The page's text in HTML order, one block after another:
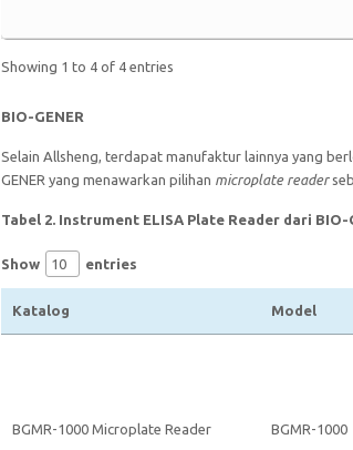
Showing 1 to 4 of 4 entries
BIO-GENER
Selain Allsheng, terdapat manufaktur lainnya yang
GENER yang menawarkan pilihan microplate reader
Tabel 2. Instrument ELISA Plate Reader dari BIO-
Show entries
Katalog Model
BGMR-1000 Microplate Reader BGMR-1000